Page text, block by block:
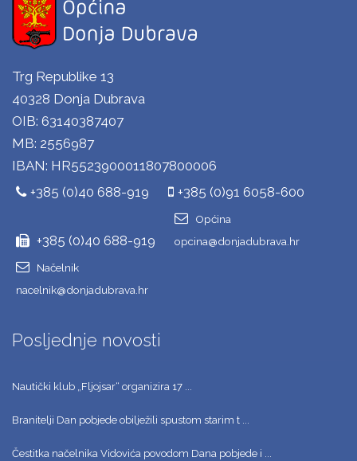
Trg Republike 13
40328 Donja Dubrava
OIB: 63140387407
MB: 2556987
IBAN: HR5523900011807800006
+385 (0)40 688-919
+385 (0)91 6058-600
+385 (0)40 688-919
Općina
opcina@donjadubrava.hr
Načelnik
nacelnik@donjadubrava.hr
Posljednje novosti
Nautički klub „Fljojsar“ organizira 17 ...
Branitelji Dan pobjede obilježili spustom starim t ...
Čestitka načelnika Vidovića povodom Dana pobjede i ...